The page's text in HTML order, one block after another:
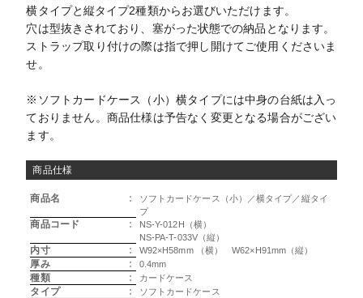
横タイプと縦タイプ2種類からお選びいただけます。
穴は型抜きされており、塞がった状態での納品となります。
ストラップ取り付けの際は指で押し開けてご使用くださいま
せ。
※ソフトカードケース（小）横タイプには中身の台紙は入っ
ておりません。商品仕様は予告なく変更となる場合がござい
ます。
商品仕様
商品名 :
ソフトカードケース（小）／横タイプ／縦タイ
プ
商品コード :
NS-Y-012H（横）
NS-PA-T-033V（縦）
内寸 : W92×H58mm （横） W62×H91mm（縦）
厚み : 0.4mm
種類 : カードケース
タイプ : ソフトカードケース